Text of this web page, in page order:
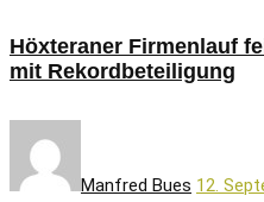
Höxteraner Firmenlauf
mit Rekordbeteiligung
Manfred Bues 12.